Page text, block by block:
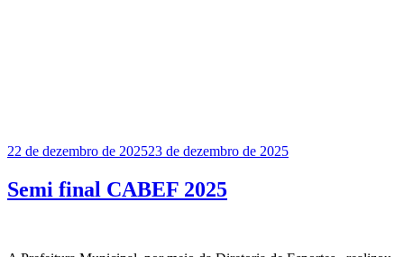
Publicado
22 de dezembro de 202523 de dezembro de 2025
Semi final CABEF 2025